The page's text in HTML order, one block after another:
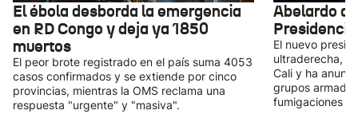
El ébola desborda la emergencia
en RD Congo y deja ya 1850
muertos
El peor brote registrado en el país suma 4053
casos confirmados y se extiende por cinco
provincias, mientras la OMS reclama una
respuesta "urgente" y "masiva".
Abelardo
El nuevo
ultraderecha,
Cali y ha
grupos
fumigaciones